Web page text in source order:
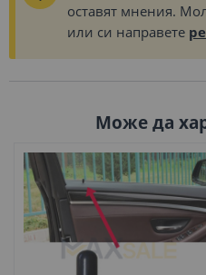
оставят мнения.
или си направете
Може да